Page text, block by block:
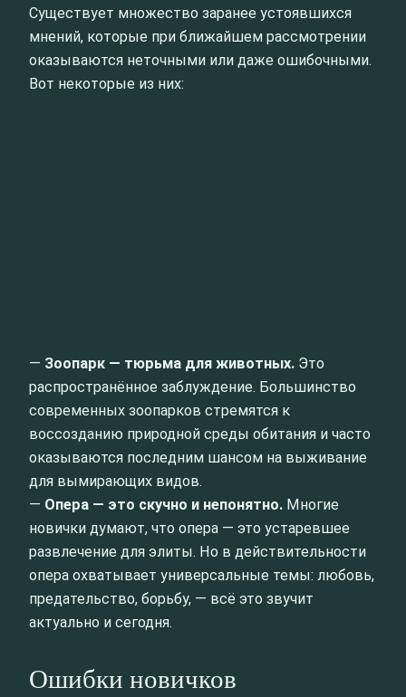
Существует множество заранее устоявшихся
мнений, которые при ближайшем рассмотрении
оказываются неточными или даже ошибочными.
Вот некоторые из них:
— Зоопарк — тюрьма для животных. Это
распространённое заблуждение. Большинство
современных зоопарков стремятся к
воссозданию природной среды обитания и часто
оказываются последним шансом на выживание
для вымирающих видов.
— Опера — это скучно и непонятно. Многие
новички думают, что опера — это устаревшее
развлечение для элиты. Но в действительности
опера охватывает универсальные темы: любовь,
предательство, борьбу, — всё это звучит
актуально и сегодня.
Ошибки новичков